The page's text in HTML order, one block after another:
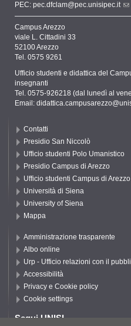
PEC: pec.dfclam@pec.unisipec.it
Campus Arezzo
viale L. Cittadini 33
52100 Arezzo
Tel. 0575 9261
Ufficio studenti e didattica del
insegnanti
Tel. 0575-926218 (dal lunedì al
Email:
Contatti
Presidio San Niccolò
Ufficio studenti Polo Umanistico
Presidio Campus di Arezzo
Ufficio studenti Campus di Arezzo
Università di Siena
University of Siena
Mappa
Amministrazione trasparente
Albo online
Urp - Ufficio relazioni con il
Accessibilità
Privacy e Cookie policy
Cookie settings
Segui UNISI